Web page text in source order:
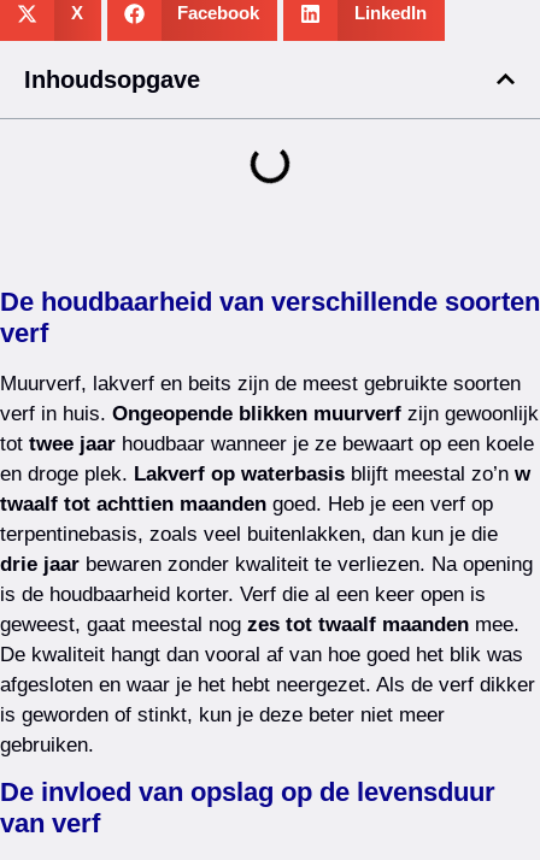
X Facebook LinkedIn
Inhoudsopgave
De houdbaarheid van verschillende soorten
verf
Muurverf, lakverf en beits zijn de meest gebruikte soorten
verf in huis. Ongeopende blikken muurverf zijn gewoonlijk
tot twee jaar houdbaar wanneer je ze bewaart op een koele
en droge plek. Lakverf op waterbasis blijft meestal zo’n w
twaalf tot achttien maanden goed. Heb je een verf op
terpentinebasis, zoals veel buitenlakken, dan kun je die
drie jaar bewaren zonder kwaliteit te verliezen. Na opening
is de houdbaarheid korter. Verf die al een keer open is
geweest, gaat meestal nog zes tot twaalf maanden mee.
De kwaliteit hangt dan vooral af van hoe goed het blik was
afgesloten en waar je het hebt neergezet. Als de verf dikker
is geworden of stinkt, kun je deze beter niet meer
gebruiken.
De invloed van opslag op de levensduur
van verf